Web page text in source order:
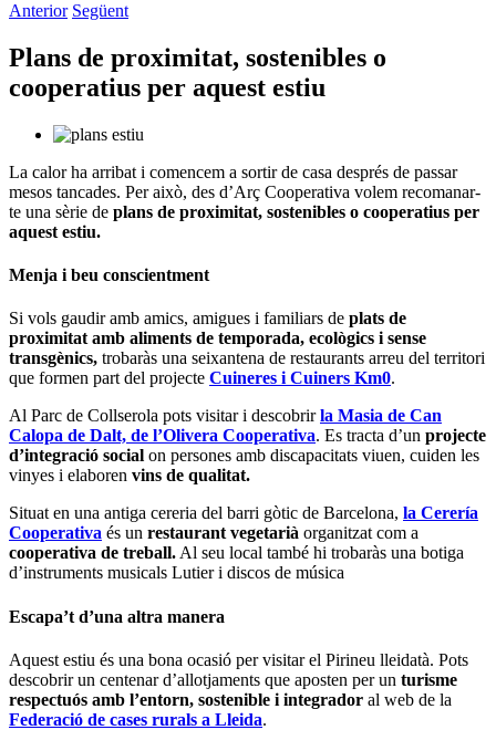
Anterior Següent
Plans de proximitat, sostenibles o
cooperatius per aquest estiu
La calor ha arribat i comencem a sortir de casa després de passar
mesos tancades. Per això, des d’Arç Cooperativa volem recomanar-
te una sèrie de plans de proximitat, sostenibles o cooperatius per
aquest estiu.
Menja i beu conscientment
Si vols gaudir amb amics, amigues i familiars de plats de
proximitat amb aliments de temporada, ecològics i sense
transgènics, trobaràs una seixantena de restaurants arreu del territori
que formen part del projecte Cuineres i Cuiners Km0.
Al Parc de Collserola pots visitar i descobrirla Masia de Can
Calopa de Dalt, de l’Olivera Cooperativa. Es tracta d’un projecte
d’integració social on persones amb discapacitats viuen, cuiden les
vinyes i elaboren vins de qualitat.
Situat en una antiga cereria del barri gòtic de Barcelona, la Cerería
Cooperativa és un restaurant vegetarià organitzat com a
cooperativa de treball. Al seu local també hi trobaràs una botiga
d’instruments musicals Lutier i discos de música
Escapa’t d’una altra manera
Aquest estiu és una bona ocasió per visitar el Pirineu lleidatà. Pots
descobrir un centenar d’allotjaments que aposten per un turisme
respectuós amb l’entorn, sostenible i integrador al web de la
Federació de cases rurals a Lleida.